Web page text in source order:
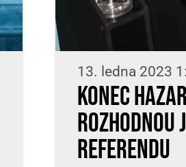
13. ledna 2023
Konec
rozhodnou
referendu